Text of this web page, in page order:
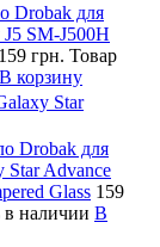
Drobak для
J5 SM-J500H
159 грн. Товар
В корзину
Star
Drobak для
Star Advance
Glass 159
в наличии В